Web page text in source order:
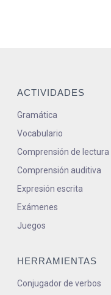
ACTIVIDADES
Gramática
Vocabulario
Comprensión de lectura
Comprensión auditiva
Expresión escrita
Exámenes
Juegos
HERRAMIENTAS
Conjugador de verbos